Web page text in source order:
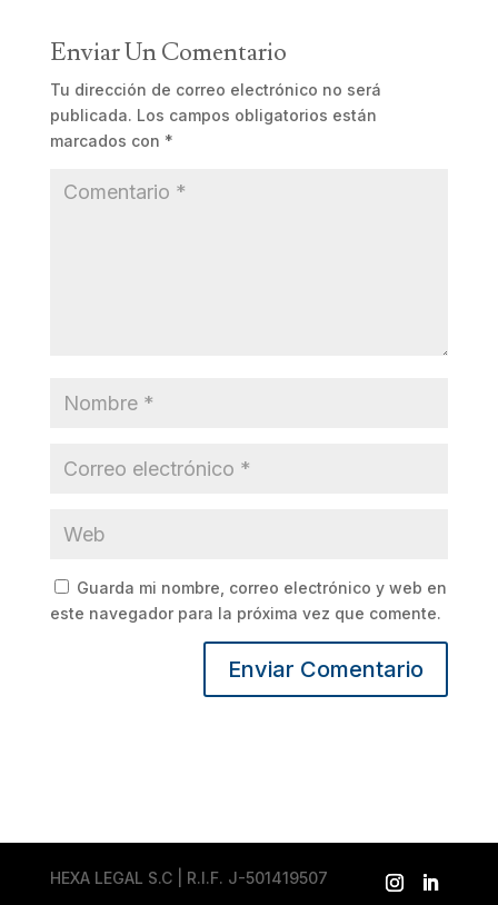
Enviar Un Comentario
Tu dirección de correo electrónico no será
publicada. Los campos obligatorios están
marcados con *
Guarda mi nombre, correo electrónico y web en
este navegador para la próxima vez que comente.
HEXA LEGAL S.C | R.I.F. J-501419507